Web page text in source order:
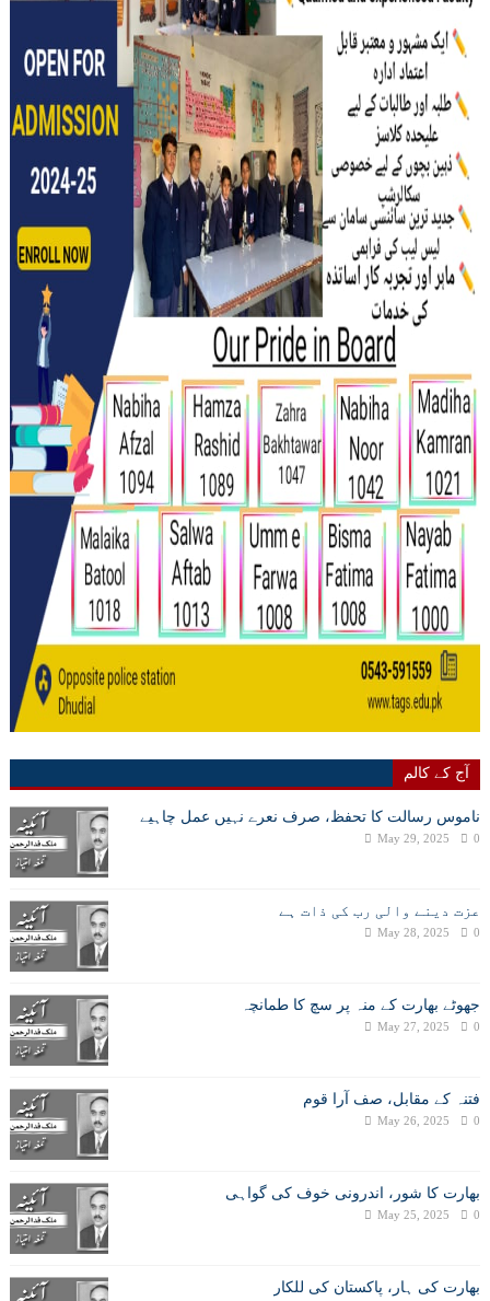
آج کے کالم
ناموس رسالت کا تحفظ، صرف نعرے نہیں عمل چاہیے
May 29, 2025 0
عزت دینے والی رب کی ذات ہے
May 28, 2025 0
جھوٹے بھارت کے منہ پر سچ کا طمانچہ
May 27, 2025 0
فتنہ کے مقابل، صف آرا قوم
May 26, 2025 0
بھارت کا شور، اندرونی خوف کی گواہی
May 25, 2025 0
بھارت کی ہار، پاکستان کی للکار